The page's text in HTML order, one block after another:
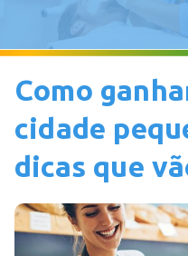
Como
cidade
dicas que